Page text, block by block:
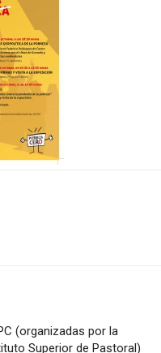
(organizadas por la
Superior de Pastoral)